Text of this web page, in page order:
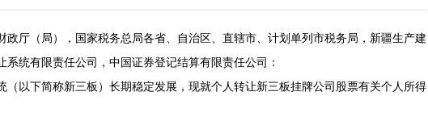
政厅（局），国家税务总局各省、自治区、直辖市、计划单列市税务局，新疆生产建
统有限责任公司，中国证券登记结算有限责任公司：
以下简称新三板）长期稳定发展，现就个人转让新三板挂牌公司股票有关个人所得